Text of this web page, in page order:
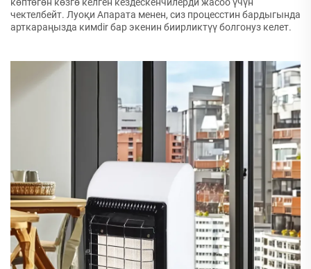
көптөгөн көзгө келген кездескенчилерди жасоо үчүн
чектелбейт. Луоқи Апарата менен, сиз процесстин бардыгында
арткараңызда кимdir бар экенин биирликтүү болгонуз келет.